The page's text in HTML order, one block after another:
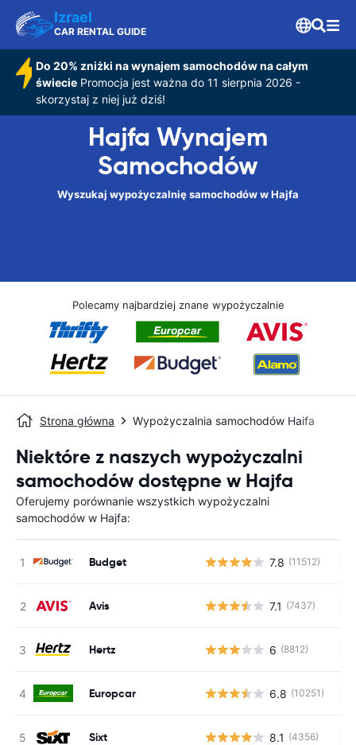
Izrael
CAR RENTAL GUIDE
Do 20% zniżki na wynajem samochodów na całym
świeciePromocja jest ważna do 11 sierpnia 2026 -
skorzystaj z niej już dziś!
Hajfa Wynajem
Samochodów
Wyszukaj wypożyczalnię samochodów w Hajfa
Polecamy najbardziej znane wypożyczalnie
Strona główna Wypożyczalnia samochodów Haifa
Niektóre z naszych wypożyczalni
samochodów dostępne w Hajfa
Oferujemy porównanie wszystkich wypożyczalni
samochodów w Hajfa:
Budget 7.8 (11512)
Avis 7.1 (7437)
Hertz 6 (8812)
Europcar 6.8 (10251)
Sixt 8.1 (4356)